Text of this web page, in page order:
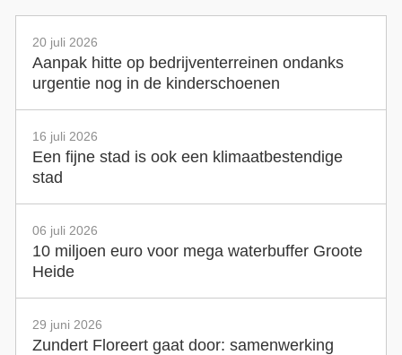
20 juli 2026
Aanpak hitte op bedrijventerreinen ondanks
urgentie nog in de kinderschoenen
16 juli 2026
Een fijne stad is ook een klimaatbestendige
stad
06 juli 2026
10 miljoen euro voor mega waterbuffer Groote
Heide
29 juni 2026
Zundert Floreert gaat door: samenwerking